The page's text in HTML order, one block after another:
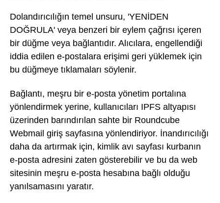
Dolandırıcılığın temel unsuru, 'YENİDEN
DOĞRULA' veya benzeri bir eylem çağrısı içeren
bir düğme veya bağlantıdır. Alıcılara, engellendiği
iddia edilen e-postalara erişimi geri yüklemek için
bu düğmeye tıklamaları söylenir.
Bağlantı, meşru bir e-posta yönetim portalına
yönlendirmek yerine, kullanıcıları IPFS altyapısı
üzerinden barındırılan sahte bir Roundcube
Webmail giriş sayfasına yönlendiriyor. İnandırıcılığı
daha da artırmak için, kimlik avı sayfası kurbanın
e-posta adresini zaten gösterebilir ve bu da web
sitesinin meşru e-posta hesabına bağlı olduğu
yanılsamasını yaratır.